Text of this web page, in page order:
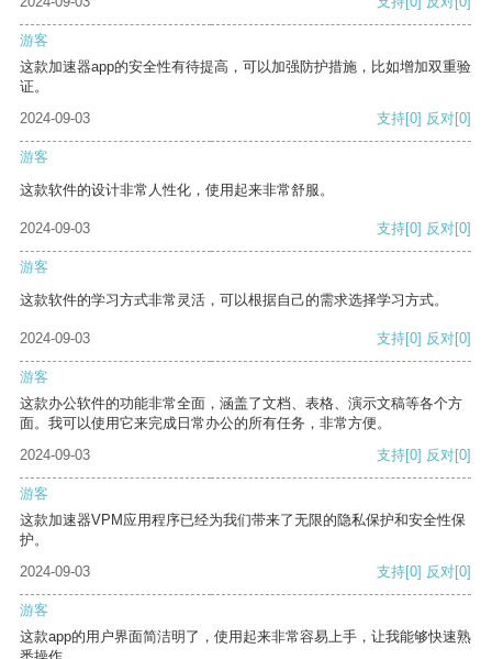
游客
这款加速器app的安全性有待提高，可以加强防护措施，比如增加双重验
证。
2024-09-03
支持[0] 反对[0]
游客
这款软件的设计非常人性化，使用起来非常舒服。
2024-09-03 支持[0] 反对[0]
游客
这款软件的学习方式非常灵活，可以根据自己的需求选择学习方式。
2024-09-03 支持[0] 反对[0]
游客
这款办公软件的功能非常全面，涵盖了文档、表格、演示文稿等各个方
面。我可以使用它来完成日常办公的所有任务，非常方便。
2024-09-03
支持[0] 反对[0]
游客
这款加速器VPM应用程序已经为我们带来了无限的隐私保护和安全性保
护。
2024-09-03
支持[0] 反对[0]
游客
这款app的用户界面简洁明了，使用起来非常容易上手，让我能够快速熟